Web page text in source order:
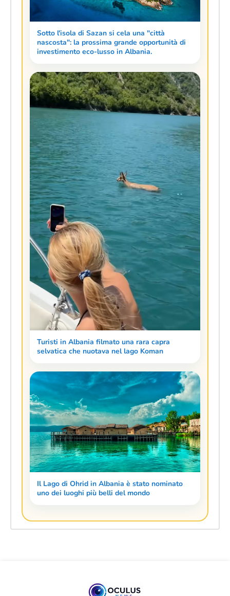
Sotto l'isola di Sazan si cela una "città
nascosta": la prossima grande opportunità di
investimento eco-lusso in Albania.
Turisti in Albania filmato una rara capra
selvatica che nuotava nel lago Koman
Il Lago di Ohrid in Albania è stato nominato
uno dei luoghi più belli del mondo